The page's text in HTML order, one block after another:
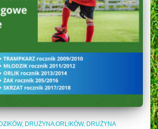
DRUŻYNA ORLIKÓW DRUŻYNA